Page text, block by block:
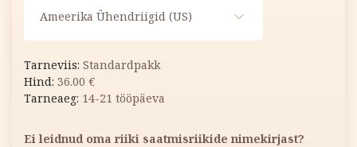
Ameerika Ühendriigid (US)
Standardpakk
36.00 €
14-21 tööpäeva
Ei leidnud oma riiki saatmisriikide nimekirjast?